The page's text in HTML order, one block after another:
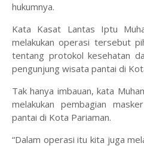
hukumnya.
Kata Kasat Lantas Iptu
melakukan operasi tersebut
tentang protokol kesehatan
pengunjung wisata pantai di
Tak hanya imbauan, kata
melakukan pembagian
pantai di Kota Pariaman.
“Dalam operasi itu kita juga